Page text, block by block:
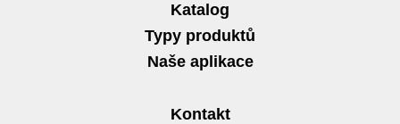
Katalog
Typy produktů
Naše aplikace
Kontakt